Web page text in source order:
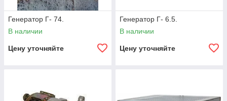
Генератор Г- 74.
В наличии
Цену уточняйте
Генератор Г- 6.5.
В наличии
Цену уточняйте